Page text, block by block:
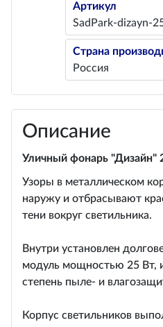
Артикул
SadPark-dizayn-
Страна
Россия
Описание
Уличный фонарь "Дизайн"
Узоры в металлическом
наружу и отбрасывают
тени вокруг светильника.
Внутри установлен
модуль мощностью 25
степень пыле- и
Корпус светильников